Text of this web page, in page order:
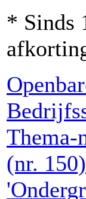
* Sinds
Thema-
(nr.